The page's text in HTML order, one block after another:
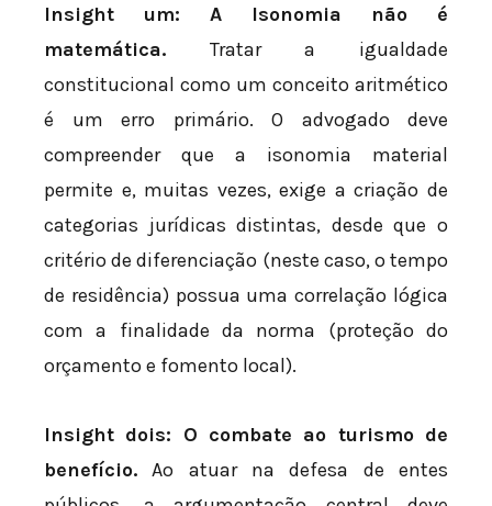
Insight um: A Isonomia não é
matemática. Tratar a igualdade
constitucional como um conceito aritmético
é um erro primário. O advogado deve
compreender que a isonomia material
permite e, muitas vezes, exige a criação de
categorias jurídicas distintas, desde que o
critério de diferenciação (neste caso, o tempo
de residência) possua uma correlação lógica
com a finalidade da norma (proteção do
orçamento e fomento local).
Insight dois: O combate ao turismo de
benefício. Ao atuar na defesa de entes